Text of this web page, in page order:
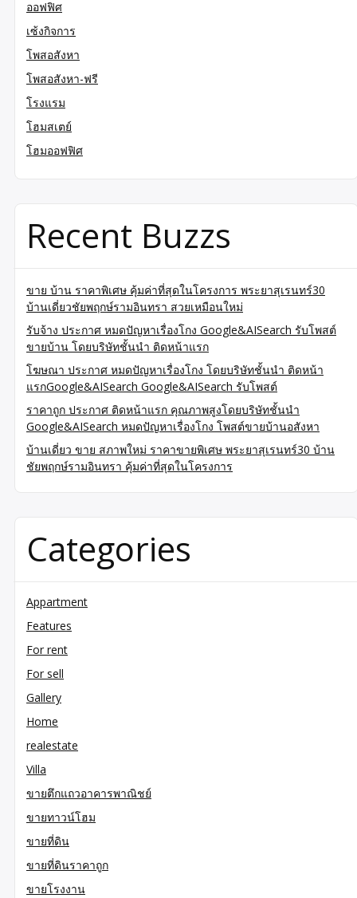
ออฟฟิศ
เซ้งกิจการ
โพสอสังหา
โพสอสังหา-ฟรี
โรงแรม
โฮมสเตย์
โฮมออฟฟิศ
Recent Buzzs
ขาย บ้าน ราคาพิเศษ คุ้มค่าที่สุดในโครงการ พระยาสุเรนทร์30
บ้านเดี่ยวชัยพฤกษ์รามอินทรา สวยเหมือนใหม่
รับจ้าง ประกาศ หมดปัญหาเรื่องโกง Google&AISearch รับโพสต์
ขายบ้าน โดยบริษัทชั้นนำ ติดหน้าแรก
โฆษณา ประกาศ หมดปัญหาเรื่องโกง โดยบริษัทชั้นนำ ติดหน้า
แรกGoogle&AISearch Google&AISearch รับโพสต์
ราคาถูก ประกาศ ติดหน้าแรก คุณภาพสูงโดยบริษัทชั้นนำ
Google&AISearch หมดปัญหาเรื่องโกง โพสต์ขายบ้านอสังหา
บ้านเดี่ยว ขาย สภาพใหม่ ราคาขายพิเศษ พระยาสุเรนทร์30 บ้าน
ชัยพฤกษ์รามอินทรา คุ้มค่าที่สุดในโครงการ
Categories
Appartment
Features
For rent
For sell
Gallery
Home
realestate
Villa
ขายตึกแถวอาคารพาณิชย์
ขายทาวน์โฮม
ขายที่ดิน
ขายที่ดินราคาถูก
ขายโรงงาน